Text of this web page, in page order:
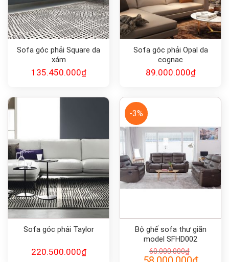
Sofa góc phải Square da
xám
135.450.000₫
Sofa góc phải Opal da
cognac
89.000.000₫
Sofa góc phải Taylor
220.500.000₫
-3%
Bộ ghế sofa thư giãn
model SFHD002
60.000.000₫
Giá
Giá